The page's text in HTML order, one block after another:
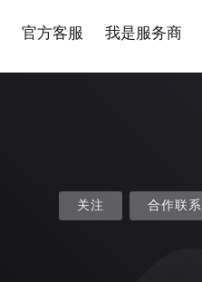
官方客服 我是服务商
关注 合作联系